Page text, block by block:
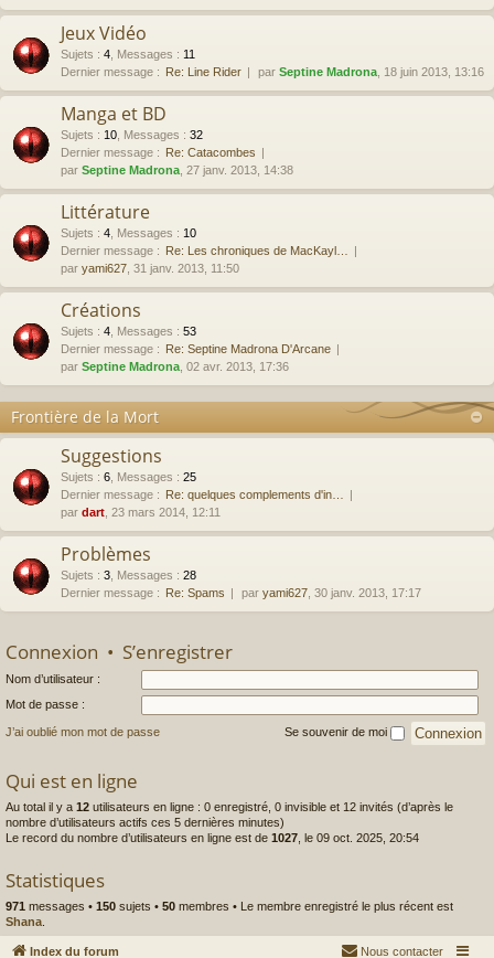
Jeux Vidéo
Sujets : 4 Messages : 11
Dernier message : Re: Line Rider par Septine Madrona , 18 juin 2013, 13:16
Manga et BD
Sujets : 10 Messages : 32
Dernier message : Re: Catacombes
par Septine Madrona , 27 janv. 2013, 14:38
Littérature
Sujets : 4 Messages : 10
Dernier message : Re: Les chroniques de MacKayl…
par yami627 , 31 janv. 2013, 11:50
Créations
Sujets : 4 Messages : 53
Dernier message : Re: Septine Madrona D'Arcane
par Septine Madrona , 02 avr. 2013, 17:36
Frontière de la Mort
Suggestions
Sujets : 6 Messages : 25
Dernier message : Re: quelques complements d'in…
par dart , 23 mars 2014, 12:11
Problèmes
Sujets : 3 Messages : 28
Dernier message : Re: Spams par yami627 , 30 janv. 2013, 17:17
Connexion • S’enregistrer
Nom d’utilisateur :
Mot de passe :
J’ai oublié mon mot de passe Se souvenir de moi
Qui est en ligne
Au total il y a 12 utilisateurs en ligne : 0 enregistré, 0 invisible et 12 invités (d’après le
nombre d’utilisateurs actifs ces 5 dernières minutes)
Le record du nombre d’utilisateurs en ligne est de 1027, le 09 oct. 2025, 20:54
Statistiques
971 messages • 150 sujets • 50 membres • Le membre enregistré le plus récent est
Shana.
Index du forum Nous contacter